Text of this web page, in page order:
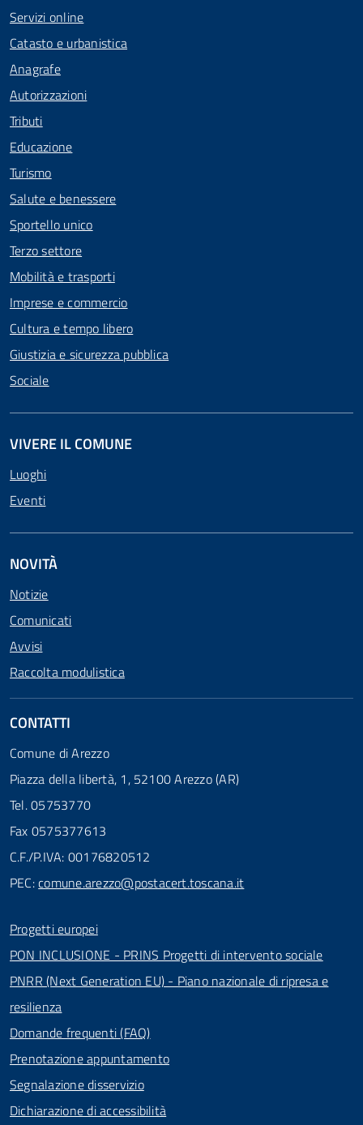
Servizi online
Catasto e urbanistica
Anagrafe
Autorizzazioni
Tributi
Educazione
Turismo
Salute e benessere
Sportello unico
Terzo settore
Mobilità e trasporti
Imprese e commercio
Cultura e tempo libero
Giustizia e sicurezza pubblica
Sociale
VIVERE IL COMUNE
Luoghi
Eventi
NOVITÀ
Notizie
Comunicati
Avvisi
Raccolta modulistica
CONTATTI
Comune di Arezzo
Piazza della libertà, 1, 52100 Arezzo (AR)
Tel. 05753770
Fax 0575377613
C.F./P.IVA: 00176820512
PEC:comune.arezzo@postacert.toscana.it
Progetti europei
PON INCLUSIONE - PRINS Progetti di intervento sociale
PNRR (Next Generation EU) - Piano nazionale di ripresa e
resilienza
Domande frequenti (FAQ)
Prenotazione appuntamento
Segnalazione disservizio
Dichiarazione di accessibilità